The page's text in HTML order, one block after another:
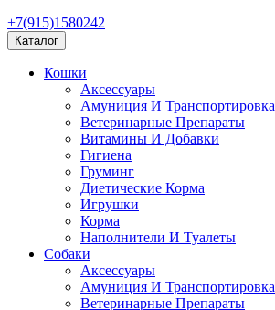
+7(915)1580242
Каталог
Кошки
Аксессуары
Амуниция И Транспортировка
Ветеринарные Препараты
Витамины И Добавки
Гигиена
Груминг
Диетические Корма
Игрушки
Корма
Наполнители И Туалеты
Собаки
Аксессуары
Амуниция И Транспортировка
Ветеринарные Препараты